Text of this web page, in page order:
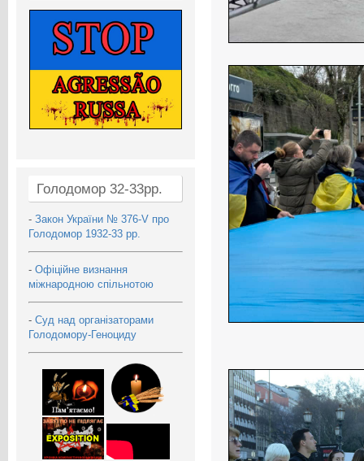
Голодомор 32-33рр.
- Закон України № 376-V про
Голодомор 1932-33 рр.
- Офіційне визнання
міжнародною спільнотою
- Суд над організаторами
Голодомору-Геноциду